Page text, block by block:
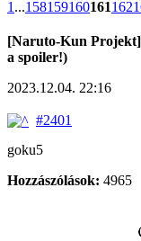
1 ...158159160161162
[Naruto-Kun
a spoiler!)
2023.12.04. 22:16
#2401
goku5
Hozzászólások: 4965